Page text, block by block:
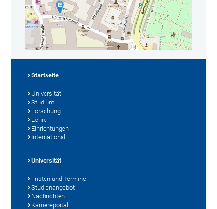
Startseite
Universität
Studium
Forschung
Lehre
Einrichtungen
International
Universität
Fristen und Termine
Studienangebot
Nachrichten
Karriereportal